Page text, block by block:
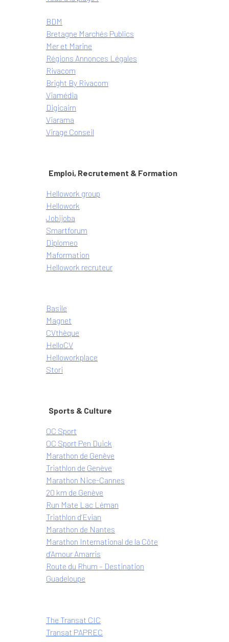
BDM
Bretagne Marchés Publics
Mer et Marine
Régions Annonces Légales
Rivacom
Bright By Rivacom
Viamédia
Digicairn
Viarama
Virage Conseil
Emploi, Recrutement & Formation
Hellowork group
Hellowork
Jobijoba
Smartforum
Diplomeo
Maformation
Hellowork recruteur
Basile
Magnet
CVthèque
HelloCV
Helloworkplace
Stori
Sports & Culture
OC Sport
OC Sport Pen Duick
Marathon de Genève
Triathlon de Genève
Marathon Nice-Cannes
20 km de Genève
Run Mate Lac Léman
Triathlon d’Evian
Marathon de Nantes
Marathon International de la Côte
d’Amour Amarris
Route du Rhum – Destination
Guadeloupe
The Transat CIC
Transat PAPREC